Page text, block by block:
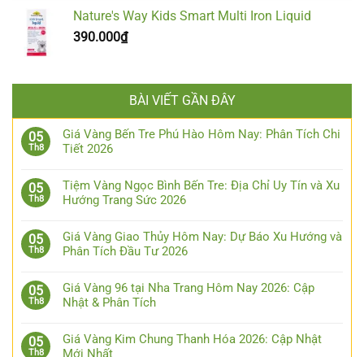
Nature's Way Kids Smart Multi Iron Liquid
390.000₫
BÀI VIẾT GẦN ĐÂY
05
Th8
Giá Vàng Bến Tre Phú Hào Hôm Nay: Phân Tích Chi
Tiết 2026
05
Th8
Tiệm Vàng Ngọc Bình Bến Tre: Địa Chỉ Uy Tín và Xu
Hướng Trang Sức 2026
05
Th8
Giá Vàng Giao Thủy Hôm Nay: Dự Báo Xu Hướng và
Phân Tích Đầu Tư 2026
05
Th8
Giá Vàng 96 tại Nha Trang Hôm Nay 2026: Cập
Nhật & Phân Tích
05
Th8
Giá Vàng Kim Chung Thanh Hóa 2026: Cập Nhật
Mới Nhất